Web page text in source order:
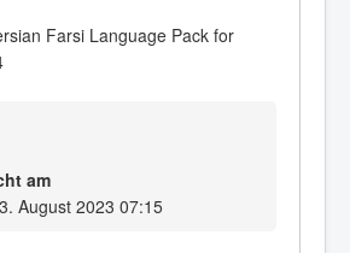
Farsi Language Pack for
am
August 2023 07:15